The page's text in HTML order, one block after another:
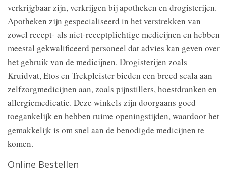
verkrijgbaar zijn, verkrijgen bij apotheken en drogisterijen.
Apotheken zijn gespecialiseerd in het verstrekken van
zowel recept- als niet-receptplichtige medicijnen en hebben
meestal gekwalificeerd personeel dat advies kan geven over
het gebruik van de medicijnen. Drogisterijen zoals
Kruidvat, Etos en Trekpleister bieden een breed scala aan
zelfzorgmedicijnen aan, zoals pijnstillers, hoestdranken en
allergiemedicatie. Deze winkels zijn doorgaans goed
toegankelijk en hebben ruime openingstijden, waardoor het
gemakkelijk is om snel aan de benodigde medicijnen te
komen.
Online Bestellen